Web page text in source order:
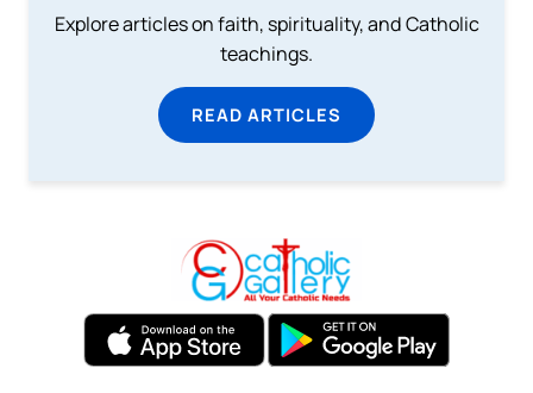
Explore articles on faith, spirituality, and Catholic
teachings.
READ ARTICLES